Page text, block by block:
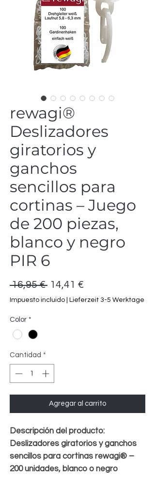
rewagi®
Deslizadores
giratorios y
ganchos
sencillos para
cortinas – Juego
de 200 piezas,
blanco y negro
PIR 6
16,95 € Precio
14,41 €
de
Impuesto incluido Lieferzeit 3-5 Werktage
Color *
Cantidad *
Agregar al carrito
Descripción del producto:
Deslizadores giratorios y ganchos
sencillos para cortinas rewagi® –
200 unidades, blanco o negro